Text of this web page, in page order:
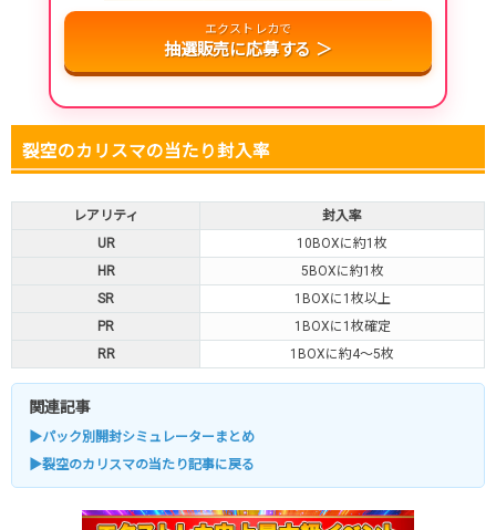
・新規登録で6種類アド確解禁
小口で当たりやすい穴場オリパ
オリパスタジアム公式はこちら ＞
・新規登録で無料100連できる！
TVCM記念！激熱イベント開催中
オリくじ公式はこちら ＞
TORAオリパ
・リリース1周年イベント開催中！
・新規登録で最大90%OFF
初回登録で4種類アド確解放
エクストレカで
抽選販売に応募する ＞
裂空のカリスマの当たり封入率
レアリティ
封入率
UR
10BOXに約1枚
HR
5BOXに約1枚
SR
1BOXに1枚以上
PR
1BOXに1枚確定
RR
1BOXに約4～5枚
関連記事
▶パック別開封シミュレーターまとめ
▶裂空のカリスマの当たり記事に戻る